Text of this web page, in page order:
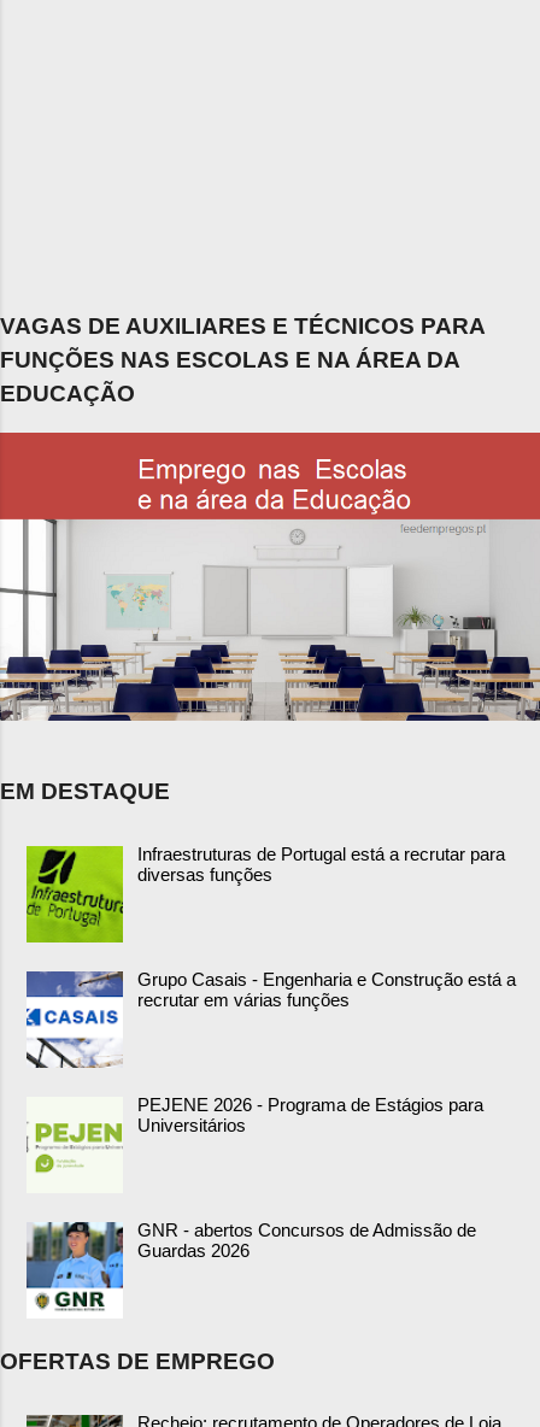
VAGAS DE AUXILIARES E TÉCNICOS PARA
FUNÇÕES NAS ESCOLAS E NA ÁREA DA
EDUCAÇÃO
EM DESTAQUE
Infraestruturas de Portugal está a recrutar para
diversas funções
Grupo Casais - Engenharia e Construção está a
recrutar em várias funções
PEJENE 2026 - Programa de Estágios para
Universitários
GNR - abertos Concursos de Admissão de
Guardas 2026
OFERTAS DE EMPREGO